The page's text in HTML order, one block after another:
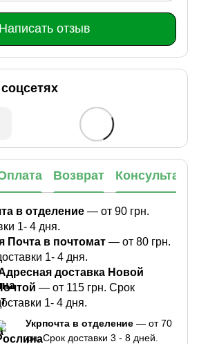
Написать отзыв
Возврат
в отделение — от 90 грн.
1- 4 дня.
Почта в почтомат — от 80 грн.
1- 4 дня.
доставка Новой
— от 115 грн. Срок
1- 4 дня.
Укрпочта в отделение — от 70
грн. Срок доставки 3 - 8 дней.